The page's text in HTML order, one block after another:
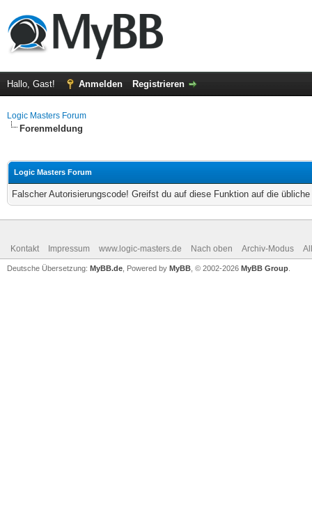
Hallo, Gast! Anmelden Registrieren
Logic Masters Forum
Forenmeldung
Logic Masters Forum
Falscher Autorisierungscode! Greifst du auf diese Funktion auf die
Kontakt Impressum www.logic-masters.de Nach oben Archiv-Modus
Deutsche Übersetzung: MyBB.de , Powered by MyBB , © 2002-2026 MyBB Group